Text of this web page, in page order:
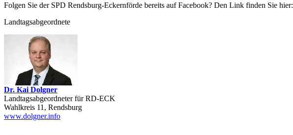
Folgen Sie der SPD Rendsburg-Eckernförde bereits auf Facebook? Den Link finden Sie hier:
Landtagsabgeordnete
Dr. Kai Dolgner
Landtagsabgeordneter für RD-ECK
Wahlkreis 11, Rendsburg
www.dolgner.info